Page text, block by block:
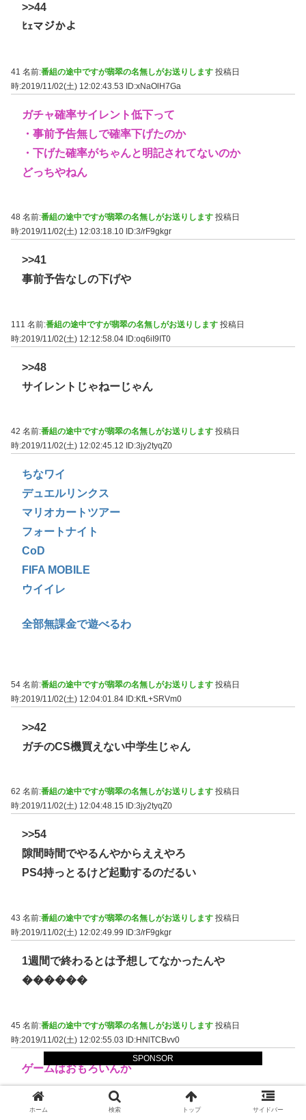
SPONSOR
>>44
ﾋｪマジかよ
41 名前:番組の途中ですが翡翠の名無しがお送りします 投稿日
時:2019/11/02(土) 12:02:43.53 ID:xNaOlH7Ga
ガチャ確率サイレント低下って
・事前予告無しで確率下げたのか
・下げた確率がちゃんと明記されてないのか
どっちやねん
48 名前:番組の途中ですが翡翠の名無しがお送りします 投稿日
時:2019/11/02(土) 12:03:18.10 ID:3/rF9gkgr
>>41
事前予告なしの下げや
111 名前:番組の途中ですが翡翠の名無しがお送りします 投稿日
時:2019/11/02(土) 12:12:58.04 ID:oq6iI9IT0
>>48
サイレントじゃねーじゃん
42 名前:番組の途中ですが翡翠の名無しがお送りします 投稿日
時:2019/11/02(土) 12:02:45.12
ID:3jy2tyqZ0
ちなワイ
デュエルリンクス
マリオカートツアー
フォートナイト
CoD
FIFA MOBILE
ウイイレ
全部無課金で遊べるわ
54 名前:番組の途中ですが翡翠の名無しがお送りします 投稿日
時:2019/11/02(土) 12:04:01.84 ID:KfL+SRVm0
>>42
ガチのCS機買えない中学生じゃん
62 名前:番組の途中ですが翡翠の名無しがお送りします 投稿日
時:2019/11/02(土) 12:04:48.15
ID:3jy2tyqZ0
>>54
隙間時間でやるんやからええやろ
PS4持っとるけど起動するのだるい
43 名前:番組の途中ですが翡翠の名無しがお送りします 投稿日
時:2019/11/02(土) 12:02:49.99
ID:3/rF9gkgr
1週間で終わるとは予想してなかったんや
������
45 名前:番組の途中ですが翡翠の名無しがお送りします 投稿日
時:2019/11/02(土) 12:02:55.03 ID:HNlTCBvv0
ゲームはおもろいんか
52 名前: 番組の途中ですが翡翠の名無しがお送りします
ホーム 検索 トップ サイドバー